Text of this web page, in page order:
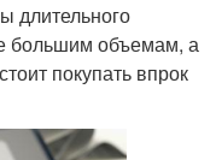
длительного
большим объемам, а
покупать впрок